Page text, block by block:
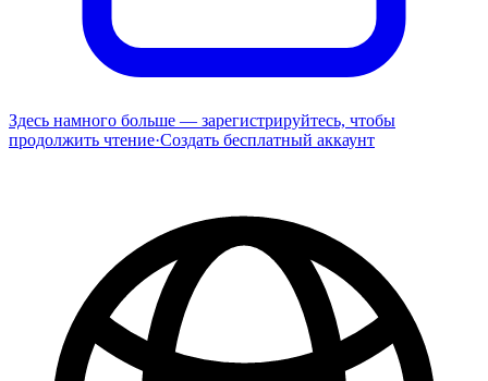
Здесь намного больше — зарегистрируйтесь, чтобы
продолжить чтение·Создать бесплатный аккаунт